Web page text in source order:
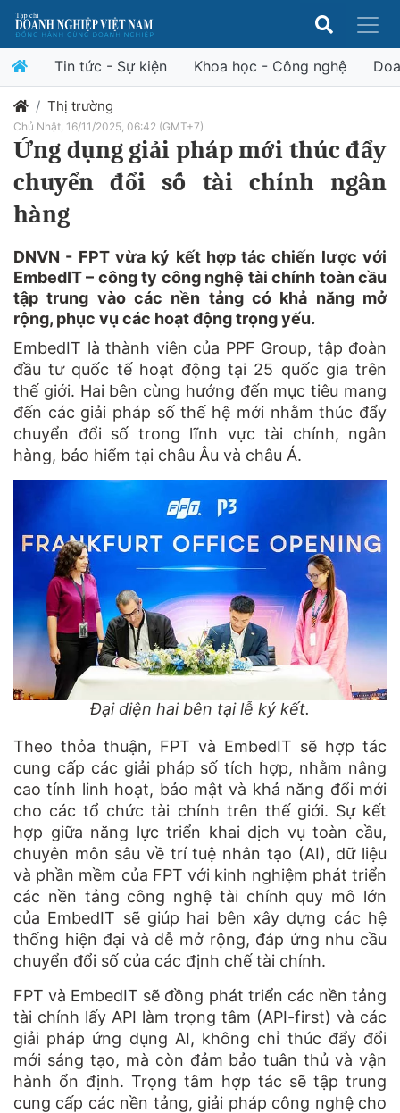
Tin tức - Sự kiện Khoa học - Công nghệ
Thị trường
Chủ Nhật, 16/11/2025, 06:42 (GMT+7)
Ứng dụng giải pháp mới thúc đẩy
chuyển đổi số tài chính ngân
hàng
DNVN - FPT vừa ký kết hợp tác chiến lược với
EmbedIT – công ty công nghệ tài chính toàn cầu
tập trung vào các nền tảng có khả năng mở
rộng, phục vụ các hoạt động trọng yếu.
EmbedIT là thành viên của PPF Group, tập đoàn
đầu tư quốc tế hoạt động tại 25 quốc gia trên
thế giới. Hai bên cùng hướng đến mục tiêu mang
đến các giải pháp số thế hệ mới nhằm thúc đẩy
chuyển đổi số trong lĩnh vực tài chính, ngân
hàng, bảo hiểm tại châu Âu và châu Á.
Đại diện hai bên tại lễ ký kết.
Theo thỏa thuận, FPT và EmbedIT sẽ hợp tác
cung cấp các giải pháp số tích hợp, nhằm nâng
cao tính linh hoạt, bảo mật và khả năng đổi mới
cho các tổ chức tài chính trên thế giới. Sự kết
hợp giữa năng lực triển khai dịch vụ toàn cầu,
chuyên môn sâu về trí tuệ nhân tạo (AI), dữ liệu
và phần mềm của FPT với kinh nghiệm phát triển
các nền tảng công nghệ tài chính quy mô lớn
của EmbedIT sẽ giúp hai bên xây dựng các hệ
thống hiện đại và dễ mở rộng, đáp ứng nhu cầu
chuyển đổi số của các định chế tài chính.
FPT và EmbedIT sẽ đồng phát triển các nền tảng
tài chính lấy API làm trọng tâm (API-first) và các
giải pháp ứng dụng AI, không chỉ thúc đẩy đổi
mới sáng tạo, mà còn đảm bảo tuân thủ và vận
hành ổn định. Trọng tâm hợp tác sẽ tập trung
cung cấp các nền tảng, giải pháp công nghệ cho